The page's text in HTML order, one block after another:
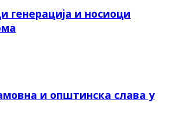
генерација и носиоци
и општинска слава у